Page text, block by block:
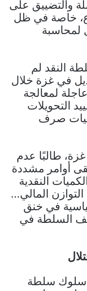
والتضييق على
خاصة في ظل
لمحاسبة
النقد لم
في غزة خلال
لمعالجة
التحويلات
آليات صرف
طالبًا عدم
أوامر مشددة
النقدية
المالي…
في خنق
السلطة في
سلوك سلطة